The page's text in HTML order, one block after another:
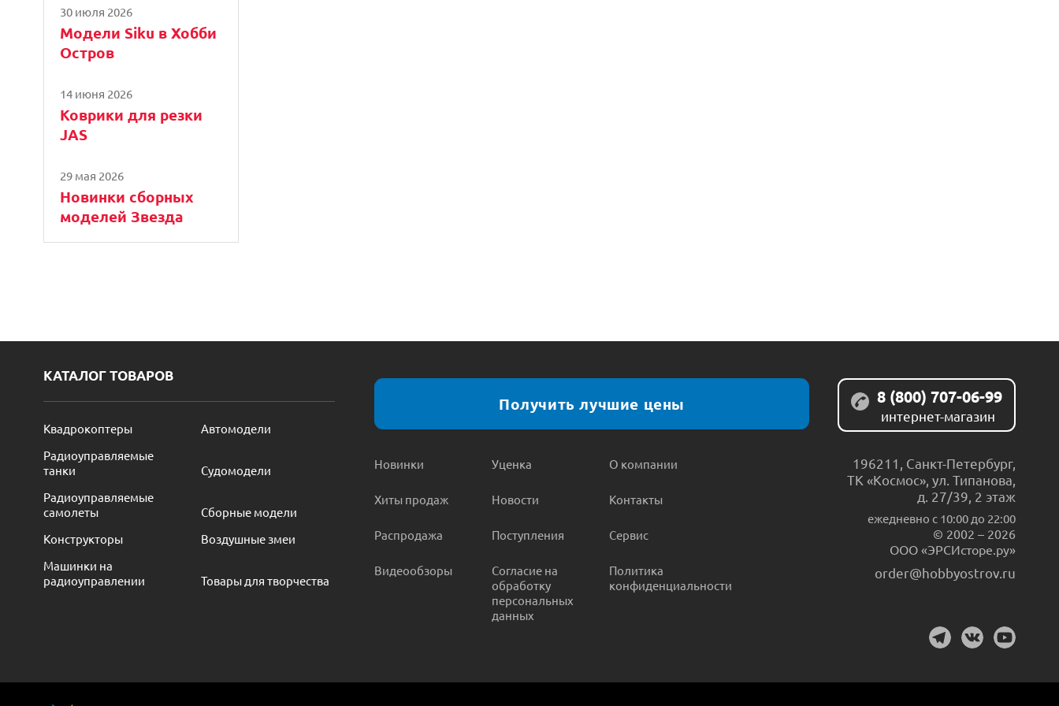
30 июля 2026
Модели Siku в Хобби
Остров
14 июня 2026
Коврики для резки
JAS
29 мая 2026
Новинки сборных
моделей Звезда
КАТАЛОГ ТОВАРОВ
Квадрокоптеры
Автомодели
Радиоуправляемые
танки
Судомодели
Радиоуправляемые
самолеты
Сборные модели
Конструкторы
Воздушные змеи
Машинки на
радиоуправлении
Товары для творчества
Получить лучшие цены
Новинки
Хиты продаж
Распродажа
Видеообзоры
Уценка
Новости
Поступления
Согласие на
обработку
персональных
данных
О компании
Контакты
Сервис
Политика
конфиденциальности
8 (800) 707-06-99
интернет-магазин
196211 Санкт-Петербург,
ТК «Космос», ул. Типанова,
д. 27/39, 2 этаж
ежедневно c 10:00 до 22:00
© 2002 – 2026
ООО «ЭРСИсторе.ру»
order@hobbyostrov.ru